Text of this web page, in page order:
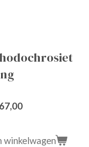
winkelwagen